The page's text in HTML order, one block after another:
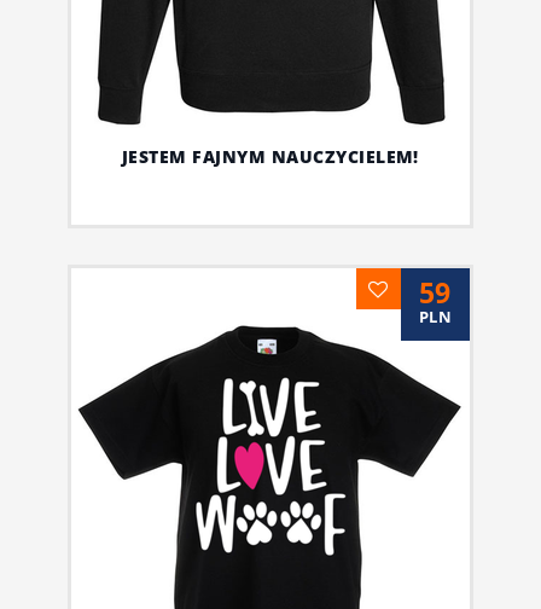
JESTEM FAJNYM NAUCZYCIELEM!
59
PLN